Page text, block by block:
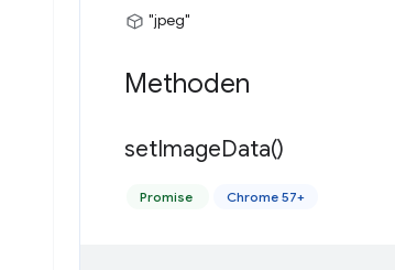
"jpeg"
Methoden
setImageData()
Promise Chrome 57+